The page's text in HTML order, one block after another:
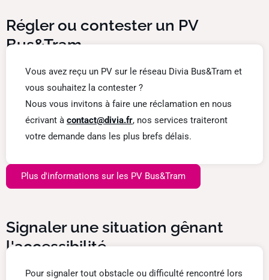
Régler ou contester un PV
Bus&Tram
Vous avez reçu un PV sur le réseau Divia Bus&Tram et
vous souhaitez la contester ?
Nous vous invitons à faire une réclamation en nous
écrivant à contact@divia.fr, nos services traiteront
votre demande dans les plus brefs délais.
Plus d'informations sur les PV Bus&Tram
Signaler une situation gênant
l'accessibilité
Pour signaler tout obstacle ou difficulté rencontré lors